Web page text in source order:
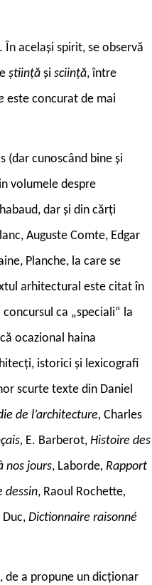
. În același spirit, se observă
știință și sciință, între
este concurat de mai
(dar cunoscând bine și
volumele despre
dar și din cărți
Auguste Comte, Edgar
Planche, la care se
arhitectural este citat în
ca „speciali“ la
ocazional haina
istorici și lexicografi
scurte texte din Daniel
de l’architecture, Charles
E. Barberot, Histoire des
nos jours, Laborde, Rapport
dessin, Raoul Rochette,
Dictionnaire raisonné
de a propune un dicționar